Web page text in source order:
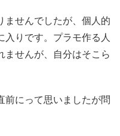
ませんでしたが、個人的
入りです。プラモ作る人
ませんが、自分はそこら
前にって思いましたが問